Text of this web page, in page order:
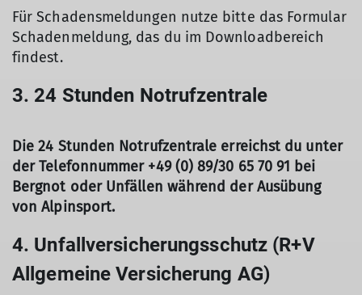
Für Schadensmeldungen nutze bitte das Formular
Schadenmeldung, das du im Downloadbereich
findest.
3. 24 Stunden Notrufzentrale
Die 24 Stunden Notrufzentrale erreichst du unter
der Telefonnummer +49 (0) 89/30 65 70 91 bei
Bergnot oder Unfällen während der Ausübung
von Alpinsport.
4. Unfallversicherungsschutz (R+V
Allgemeine Versicherung AG)